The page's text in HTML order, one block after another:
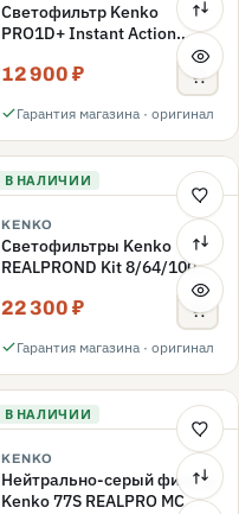
Светофильтр Kenko
PRO1D+ Instant Action
Variable NDX3-450+C-PL
переменной плотности
12 900 ₽
Гарантия магазина · оригинал
В НАЛИЧИИ
KENKO
Светофильтры Kenko
REALPROND Kit 8/64/1000
22 300 ₽
Гарантия магазина · оригинал
В НАЛИЧИИ
KENKO
Нейтрально-серый фильтр
Kenko 77S REALPRO MC